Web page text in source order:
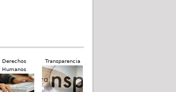
Derechos
Humanos
Transparencia